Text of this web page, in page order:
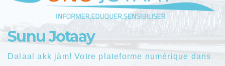
Sunu Jotaay
Dalaal akk jàm! Votre plateforme numérique dans